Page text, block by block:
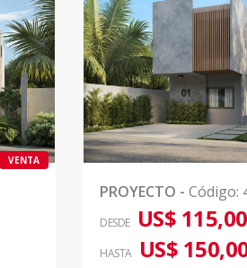
VENTA
PROYECTO - Código:
DESDE US$
HASTA US$